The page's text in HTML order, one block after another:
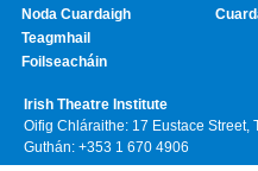
Noda Cuardaigh
Teagmhail
Foilseacháin
Irish Theatre Institute
Oifig Chláraithe: 17 Eustace Street,
Guthán: +353 1 670 4906